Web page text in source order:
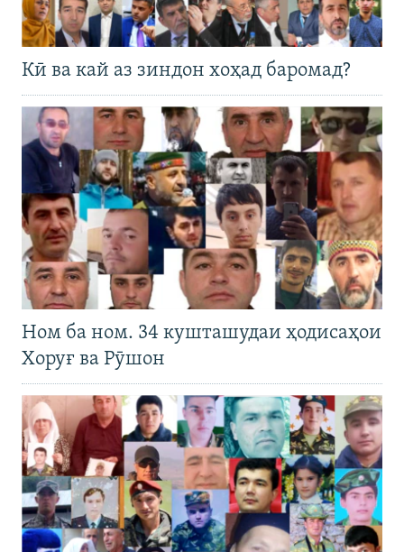
Кӣ ва кай аз зиндон хоҳад баромад?
Ном ба ном. 34 кушташудаи ҳодисаҳои
Хоруғ ва Рӯшон